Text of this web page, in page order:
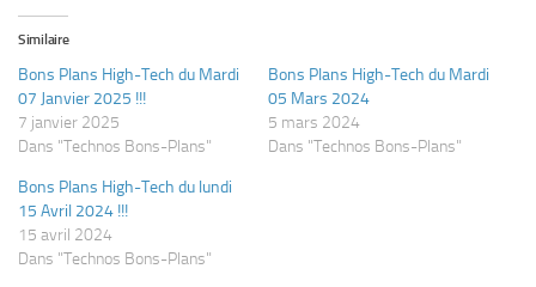
Similaire
Bons Plans High-Tech du Mardi
07 Janvier 2025 !!!
7 janvier 2025
Dans "Technos Bons-Plans"
Bons Plans High-Tech du Mardi
05 Mars 2024
5 mars 2024
Dans "Technos Bons-Plans"
Bons Plans High-Tech du lundi
15 Avril 2024 !!!
15 avril 2024
Dans "Technos Bons-Plans"